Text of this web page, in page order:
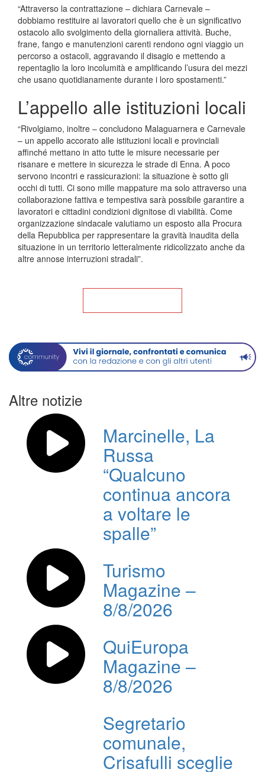
“Attraverso la contrattazione – dichiara Carnevale –
dobbiamo restituire ai lavoratori quello che è un significativo
ostacolo allo svolgimento della giornaliera attività. Buche,
frane, fango e manutenzioni carenti rendono ogni viaggio un
percorso a ostacoli, aggravando il disagio e mettendo a
repentaglio la loro incolumità e amplificando l’usura dei mezzi
che usano quotidianamente durante i loro spostamenti.”
L’appello alle istituzioni locali
“Rivolgiamo, inoltre – concludono Malaguarnera e Carnevale
– un appello accorato alle istituzioni locali e provinciali
affinché mettano in atto tutte le misure necessarie per
risanare e mettere in sicurezza le strade di Enna. A poco
servono incontri e rassicurazioni: la situazione è sotto gli
occhi di tutti. Ci sono mille mappature ma solo attraverso una
collaborazione fattiva e tempestiva sarà possibile garantire a
lavoratori e cittadini condizioni dignitose di viabilità. Come
organizzazione sindacale valutiamo un esposto alla Procura
della Repubblica per rappresentare la gravità inaudita della
situazione in un territorio letteralmente ridicolizzato anche da
altre annose interruzioni stradali”.
Altre notizie
Marcinelle, La
Russa
“Qualcuno
continua ancora
a voltare le
spalle”
Turismo
Magazine –
8/8/2026
QuiEuropa
Magazine –
8/8/2026
Segretario
comunale,
Crisafulli sceglie